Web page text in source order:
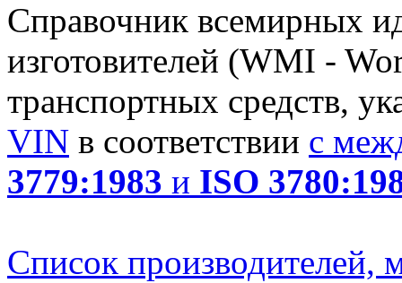
Справочник всемирных
изготовителей (WMI -
транспортных средств,
VIN в соответствии с
3779:1983 и ISO
Список производителей,